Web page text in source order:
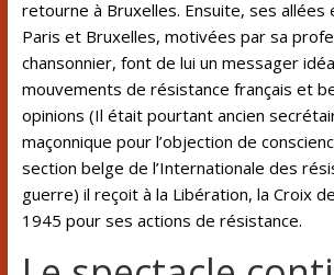
retourne à Bruxelles. Ensuite, ses allées
Paris et Bruxelles, motivées par sa
chansonnier, font de lui un messager
mouvements de résistance français et
opinions (Il était pourtant ancien
maçonnique pour l’objection de
section belge de l’Internationale des
guerre) il reçoit à la Libération, la Croix
1945 pour ses actions de résistance.